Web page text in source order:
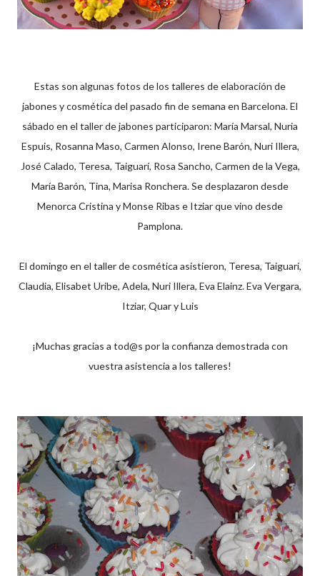
Estas son algunas fotos de los talleres de elaboración de
jabones y cosmética del pasado fin de semana en Barcelona. El
sábado en el taller de jabones participaron: María Marsal, Nuria
Espuis, Rosanna Maso, Carmen Alonso, Irene Barón, Nuri Illera,
José Calado, Teresa, Taiguarí, Rosa Sancho, Carmen de la Vega,
María Barón, Tina, Marisa Ronchera. Se desplazaron desde
Menorca Cristina y Monse Ribas e Itziar que vino desde
Pamplona.
El domingo en el taller de cosmética asistieron, Teresa, Taiguarí,
Claudia, Elisabet Uribe, Adela, Nuri Illera, Eva Elainz. Eva Vergara,
Itziar, Quar y Luis
¡Muchas gracias a tod@s por la confianza demostrada con
vuestra asistencia a los talleres!